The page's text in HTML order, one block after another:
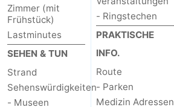
Zimmer (mit
Frühstück)
Lastminutes
SEHEN & TUN
Strand
Sehenswürdigkeiten
- Museen
- Ringstechen
PRAKTISCHE
INFO.
Route
- Parken
Medizin Adressen